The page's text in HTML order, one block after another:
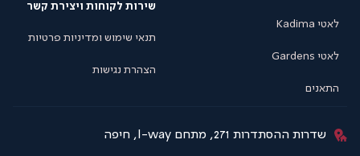
לאטי Kadima
לאטי Gardens
התאנים
שירות לקוחות ויצירת קשר
תנאי שימוש ומדיניות פרטיות
הצהרת נגישות
שדרות ההסתדרות 271, מתחם I-way, חיפה